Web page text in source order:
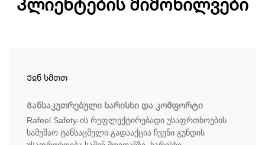
Კლიენტების მიმოხილვები
Ჟჲნ სმთთ
Განსაკუთრებული ხარისხი და კომფორტი
Rafeel Safety-ის რეფლექტირებადი უსაფრთხოების
სამუშაო ტანსაცმელი გადააქცია ჩვენი გუნდის